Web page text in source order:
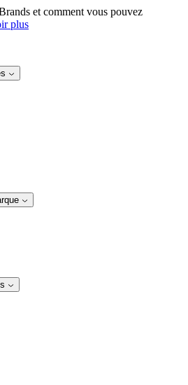
et comment vous pouvez
plus
ligne